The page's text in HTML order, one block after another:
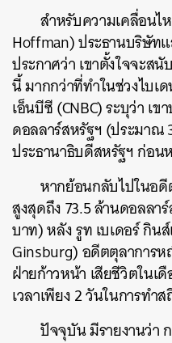
สำหรับความเคลื่อน
Hoffman) ประธานบริษัท
ประกาศว่า เขาตั้งใจจะส
นี้ มากกว่าที่ทำในช่วงไบเ
เอ็นบีซี (CNBC) ระบุว่า เ
ดอลลาร์สหรัฐฯ (ประมา
ประธานาธิบดีสหรัฐฯ ก่อน
หากย้อนกลับไปในอ
สูงสุดถึง 73.5 ล้านดอลล
บาท) หลัง รูท เบเดอร์ กิน
Ginsburg) อดีตตุลาการ
ฝ่ายก้าวหน้า เสียชีวิตในเ
เวลาเพียง 2 วันในการทำ
ปัจจุบัน มีรายงานว่า